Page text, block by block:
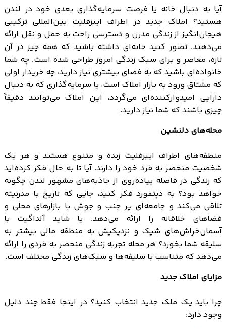
آیا به دنبال خانه یا فرصت سرمایه‌گذاری بعدی خود در لندن
هستید؟ املاک جدید در اطراف ایبزفلیت بین‌المللی ترکیبی
هیجان‌انگیز از زندگی مدرن و دسترسی راحت به حمل و نقل ارائه
می‌دهند. تصور کنید خانه‌ای داشته باشید که همه چیز در آن
تازه، معاصر و برای سبک زندگی امروز طراحی شده است. چه شما
خانواده‌ای باشید که به فضای بیشتری نیاز دارید، چه خریدار اولی
که مشتاق ورود به بازار املاک است، یا سرمایه‌گذاری که به دنبال
دارایی امیدوارکننده‌ای می‌گردد، این املاک می‌توانند دقیقاً
چیزی باشند که شما نیاز دارید.
محله‌های دلنشین
منطقه‌های اطراف ایبزفلیت زنده و متنوع هستند و هر یک
شخصیت منحصر به فرد خود را دارند. آیا تا به حال فکر کرده‌اید
که زندگی در فاصله پیاده‌روی از جاذبه‌های مشهور لندن چگونه
خواهد بود؟ به دپتفورد فکر کنید، جایی که تاریخ با مدرنیته
تلاقی می‌کند و جامعه‌ای پر جنب و جوش با بازارهای محلی و
فضاهای خلاقانه را ارائه می‌دهد. یا شاید آلداگیت با
آسمان‌خراش‌های شیک و نزدیکیش به منطقه مالی بیشتر به
سلیقه شما بخورد؟ هر محله تجربه زندگی منحصر به فردی را ارائه
می‌دهد که متناسب با سلیقه‌ها و سبک‌های زندگی مختلف است.
مزایای املاک جدید
چرا باید یک ملک جدید انتخاب کنید؟ در اینجا فقط چند دلیل
وجود دارد: